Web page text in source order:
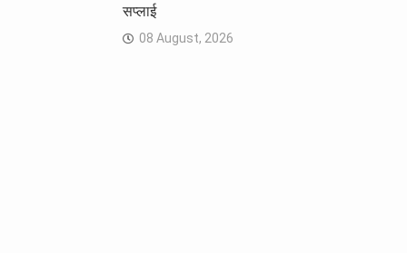
सप्लाई
08 August, 2026